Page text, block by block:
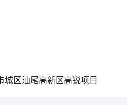
城区汕尾高新区高锐项目